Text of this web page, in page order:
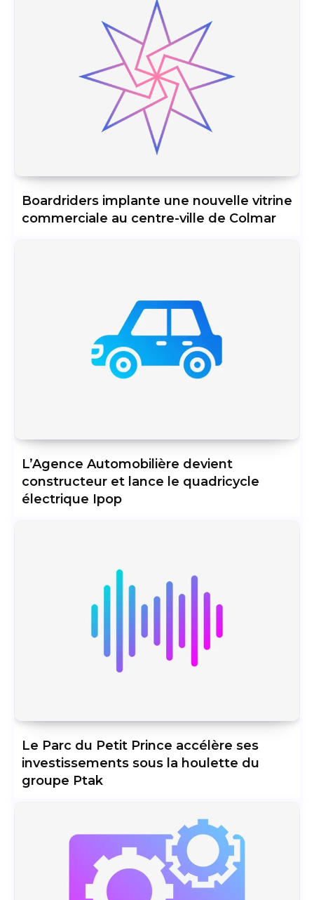
Boardriders implante une nouvelle vitrine
commerciale au centre-ville de Colmar
L’Agence Automobilière devient
constructeur et lance le quadricycle
électrique Ipop
Le Parc du Petit Prince accélère ses
investissements sous la houlette du
groupe Ptak